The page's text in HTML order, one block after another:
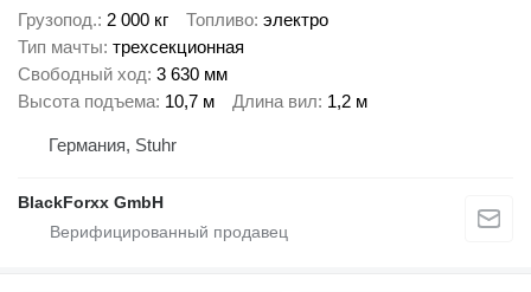
Грузопод. 2 000 кг Топливо электро
Тип мачты трехсекционная
Свободный ход 3 630 мм
Высота подъема 10,7 м Длина вил 1,2 м
Германия, Stuhr
BlackForxx GmbH